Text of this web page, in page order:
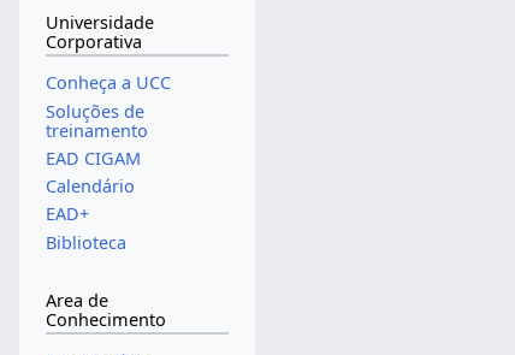
Universidade
Corporativa
Conheça a UCC
Soluções de
treinamento
EAD CIGAM
Calendário
EAD+
Biblioteca
Area de
Conhecimento